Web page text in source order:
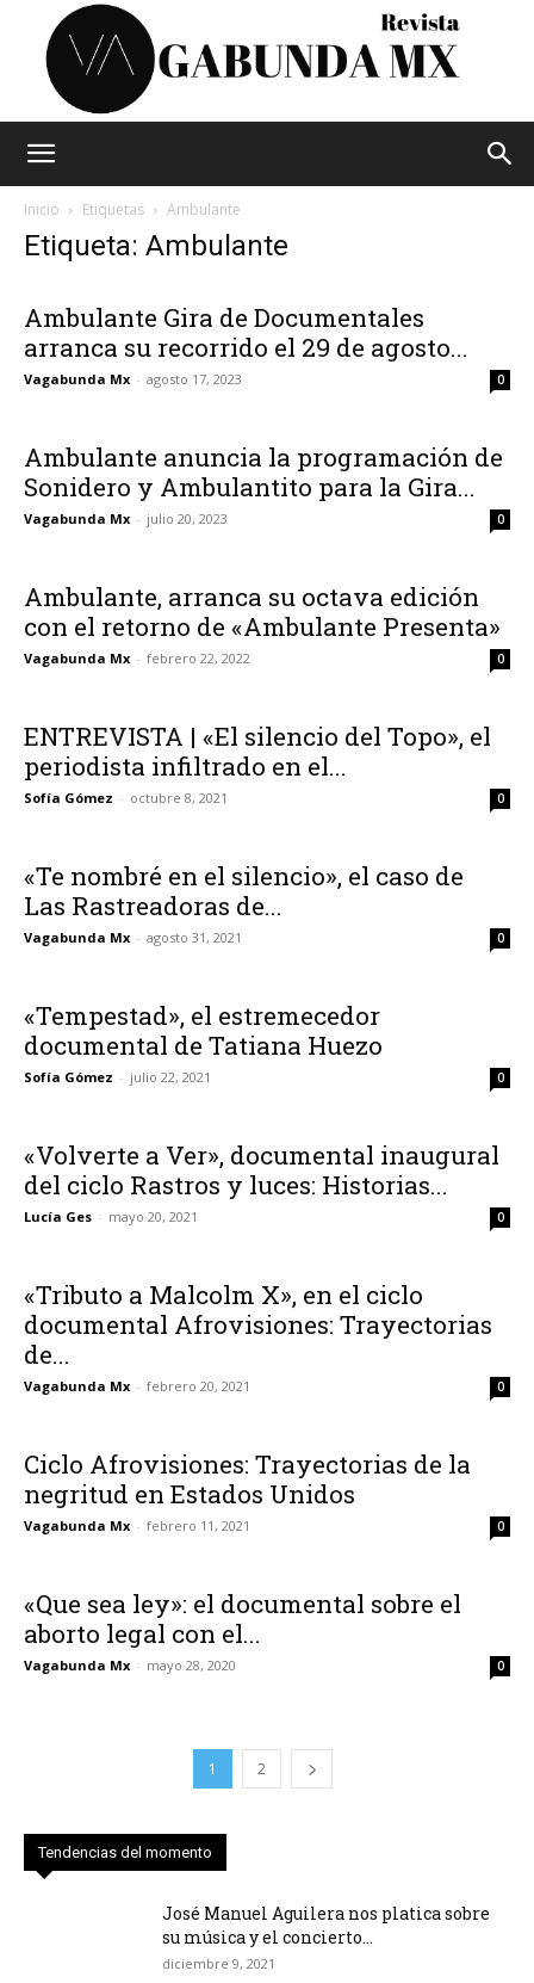
Inicio Etiquetas Ambulante
Etiqueta: Ambulante
Ambulante Gira de Documentales
arranca su recorrido el 29 de agosto...
Vagabunda Mx - agosto 17, 2023 0
Ambulante anuncia la programación de
Sonidero y Ambulantito para la Gira...
Vagabunda Mx - julio 20, 2023 0
Ambulante, arranca su octava edición
con el retorno de «Ambulante Presenta»
Vagabunda Mx - febrero 22, 2022 0
ENTREVISTA | «El silencio del Topo», el
periodista infiltrado en el...
Sofía Gómez - octubre 8, 2021 0
«Te nombré en el silencio», el caso de
Las Rastreadoras de...
Vagabunda Mx - agosto 31, 2021 0
«Tempestad», el estremecedor
documental de Tatiana Huezo
Sofía Gómez - julio 22, 2021 0
«Volverte a Ver», documental inaugural
del ciclo Rastros y luces: Historias...
Lucía Ges - mayo 20, 2021 0
«Tributo a Malcolm X», en el ciclo
documental Afrovisiones: Trayectorias
de...
Vagabunda Mx - febrero 20, 2021 0
Ciclo Afrovisiones: Trayectorias de la
negritud en Estados Unidos
Vagabunda Mx - febrero 11, 2021 0
«Que sea ley»: el documental sobre el
aborto legal con el...
Vagabunda Mx - mayo 28, 2020 0
1 2
Tendencias del momento
José Manuel Aguilera nos platica sobre
su música y el concierto...
diciembre 9, 2021